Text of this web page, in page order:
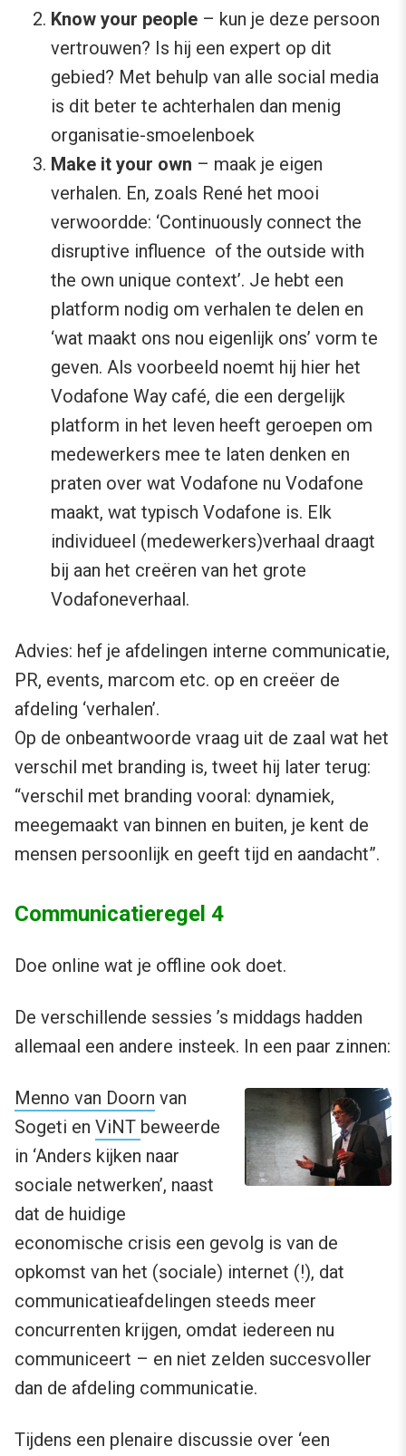
Know your people – kun je deze persoon
vertrouwen? Is hij een expert op dit
gebied? Met behulp van alle social media
is dit beter te achterhalen dan menig
organisatie-smoelenboek
Make it your own – maak je eigen
verhalen. En, zoals René het mooi
verwoordde: ‘Continuously connect the
disruptive influence of the outside with
the own unique context’. Je hebt een
platform nodig om verhalen te delen en
‘wat maakt ons nou eigenlijk ons’ vorm te
geven. Als voorbeeld noemt hij hier het
Vodafone Way café, die een dergelijk
platform in het leven heeft geroepen om
medewerkers mee te laten denken en
praten over wat Vodafone nu Vodafone
maakt, wat typisch Vodafone is. Elk
individueel (medewerkers)verhaal draagt
bij aan het creëren van het grote
Vodafoneverhaal.
Advies: hef je afdelingen interne communicatie,
PR, events, marcom etc. op en creëer de
afdeling ‘verhalen’.
Op de onbeantwoorde vraag uit de zaal wat het
verschil met branding is, tweet hij later terug:
“verschil met branding vooral: dynamiek,
meegemaakt van binnen en buiten, je kent de
mensen persoonlijk en geeft tijd en aandacht”.
Communicatieregel 4
Doe online wat je offline ook doet.
De verschillende sessies ’s middags hadden
allemaal een andere insteek. In een paar zinnen:
Menno van Doorn van
Sogeti en ViNT beweerde
in ‘Anders kijken naar
sociale netwerken’, naast
dat de huidige
economische crisis een gevolg is van de
opkomst van het (sociale) internet (!), dat
communicatieafdelingen steeds meer
concurrenten krijgen, omdat iedereen nu
communiceert – en niet zelden succesvoller
dan de afdeling communicatie.
Tijdens een plenaire discussie over ‘een